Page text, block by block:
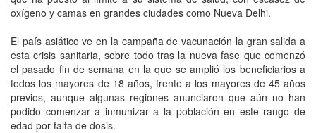
oxígeno y camas en grandes ciudades como Nueva Delhi.
El país asiático ve en la campaña de vacunación la gran salida a
esta crisis sanitaria, sobre todo tras la nueva fase que comenzó
el pasado fin de semana en la que se amplió los beneficiarios a
todos los mayores de 18 años, frente a los mayores de 45 años
previos, aunque algunas regiones anunciaron que aún no han
podido comenzar a inmunizar a la población en este rango de
edad por falta de dosis.